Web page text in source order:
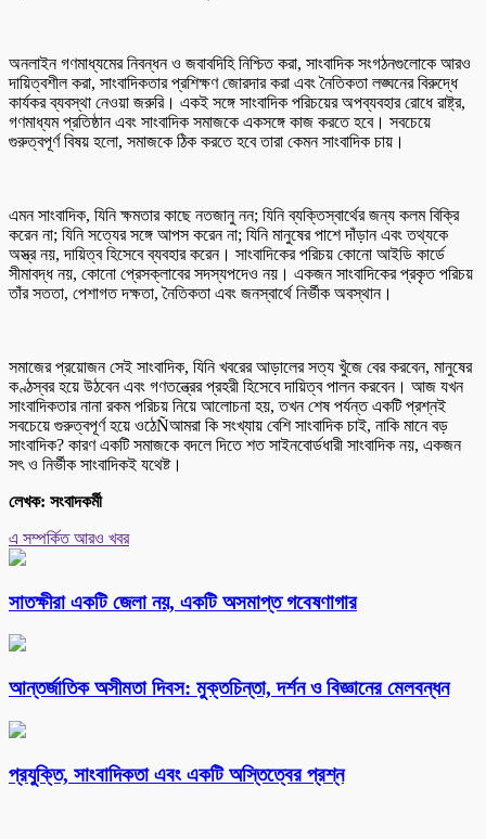
অনলাইন গণমাধ্যমের নিবন্ধন ও জবাবদিহি নিশ্চিত করা, সাংবাদিক সংগঠনগুলোকে আরও
দায়িত্বশীল করা, সাংবাদিকতার প্রশিক্ষণ জোরদার করা এবং নৈতিকতা লঙ্ঘনের বিরুদ্ধে
কার্যকর ব্যবস্থা নেওয়া জরুরি। একই সঙ্গে সাংবাদিক পরিচয়ের অপব্যবহার রোধে রাষ্ট্র,
গণমাধ্যম প্রতিষ্ঠান এবং সাংবাদিক সমাজকে একসঙ্গে কাজ করতে হবে। সবচেয়ে
গুরুত্বপূর্ণ বিষয় হলো, সমাজকে ঠিক করতে হবে তারা কেমন সাংবাদিক চায়।
এমন সাংবাদিক, যিনি ক্ষমতার কাছে নতজানু নন; যিনি ব্যক্তিস্বার্থের জন্য কলম বিক্রি
করেন না; যিনি সত্যের সঙ্গে আপস করেন না; যিনি মানুষের পাশে দাঁড়ান এবং তথ্যকে
অস্ত্র নয়, দায়িত্ব হিসেবে ব্যবহার করেন। সাংবাদিকের পরিচয় কোনো আইডি কার্ডে
সীমাবদ্ধ নয়, কোনো প্রেসক্লাবের সদস্যপদেও নয়। একজন সাংবাদিকের প্রকৃত পরিচয়
তাঁর সততা, পেশাগত দক্ষতা, নৈতিকতা এবং জনস্বার্থে নির্ভীক অবস্থান।
সমাজের প্রয়োজন সেই সাংবাদিক, যিনি খবরের আড়ালের সত্য খুঁজে বের করবেন, মানুষের
কণ্ঠস্বর হয়ে উঠবেন এবং গণতন্ত্রের প্রহরী হিসেবে দায়িত্ব পালন করবেন। আজ যখন
সাংবাদিকতার নানা রকম পরিচয় নিয়ে আলোচনা হয়, তখন শেষ পর্যন্ত একটি প্রশ্নই
সবচেয়ে গুরুত্বপূর্ণ হয়ে ওঠেÑআমরা কি সংখ্যায় বেশি সাংবাদিক চাই, নাকি মানে বড়
সাংবাদিক? কারণ একটি সমাজকে বদলে দিতে শত সাইনবোর্ডধারী সাংবাদিক নয়, একজন
সৎ ও নির্ভীক সাংবাদিকই যথেষ্ট।
লেখক: সংবাদকর্মী
এ সম্পর্কিত আরও খবর
সাতক্ষীরা একটি জেলা নয়, একটি অসমাপ্ত গবেষণাগার
আন্তর্জাতিক অসীমতা দিবস: মুক্তচিন্তা, দর্শন ও বিজ্ঞানের মেলবন্ধন
প্রযুক্তি, সাংবাদিকতা এবং একটি অস্তিত্বের প্রশ্ন